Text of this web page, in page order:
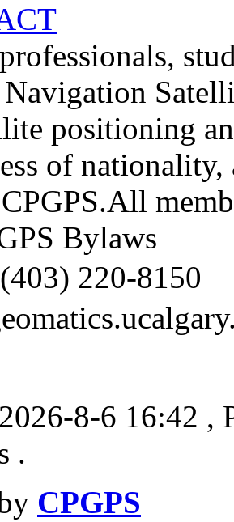
positioning
of nationality,
Bylaws
220-8150
8-6 16:42 ,
.
CPGPS